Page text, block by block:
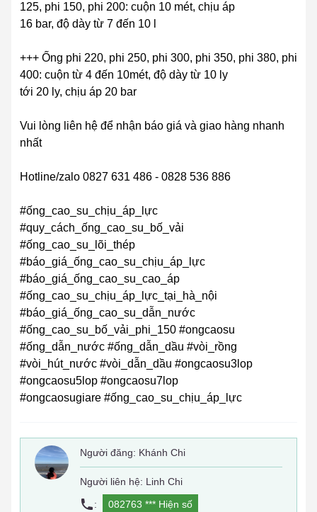
125, phi 150, phi 200: cuộn 10 mét, chịu áp
16 bar, độ dày từ 7 đến 10 l
+++ Ống phi 220, phi 250, phi 300, phi 350, phi 380, phi
400: cuộn từ 4 đến 10mét, độ dày từ 10 ly
tới 20 ly, chịu áp 20 bar
Vui lòng liên hệ để nhận báo giá và giao hàng nhanh
nhất
Hotline/zalo 0827 631 486 - 0828 536 886
#ống_cao_su_chịu_áp_lực
#quy_cách_ống_cao_su_bố_vải
#ống_cao_su_lõi_thép
#báo_giá_ống_cao_su_chịu_áp_lực
#báo_giá_ống_cao_su_cao_áp
#ống_cao_su_chịu_áp_lực_tại_hà_nội
#báo_giá_ống_cao_su_dẫn_nước
#ống_cao_su_bố_vải_phi_150 #ongcaosu
#ống_dẫn_nước #ống_dẫn_dầu #vòi_rồng
#vòi_hút_nước #vòi_dẫn_dầu #ongcaosu3lop
#ongcaosu5lop #ongcaosu7lop
#ongcaosugiare #ống_cao_su_chịu_áp_lực
Người đăng: Khánh Chi
Người liên hệ: Linh Chi
:
082763 *** Hiện số